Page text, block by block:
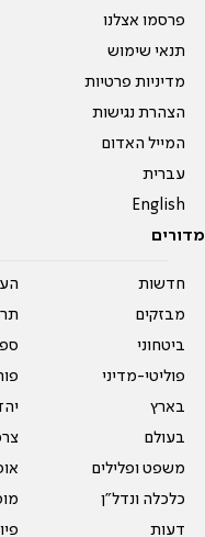
פרסמו אצלנו
תנאי שימוש
מדיניות פרטיות
הצהרת נגישות
המייל האדום
עברית
English
מדורים
חדשות
מבזקים
ביטחוני
פוליטי-מדיני
בארץ
בעולם
משפט ופלילים
כלכלה ונדל"ן
דעות